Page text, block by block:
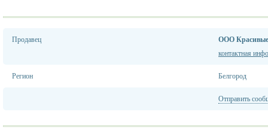
Продавец
ООО
контактная
Регион Белгород
Отправить